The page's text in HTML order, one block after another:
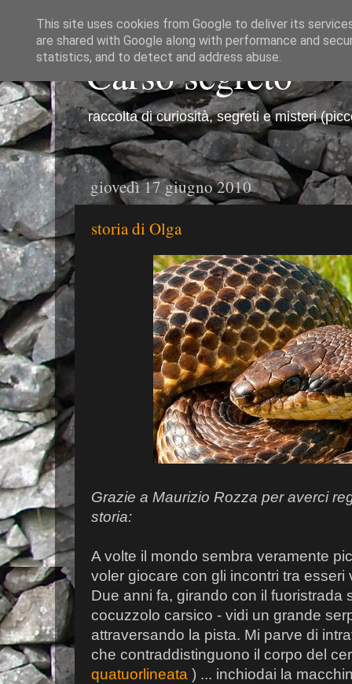
Carso segreto
raccolta di curiosità, segreti e misteri
giovedì 17 giugno 2010
storia di Olga
Grazie a Maurizio Rozza per averci
storia:
A volte il mondo sembra veramente
voler giocare con gli incontri tra esseri
Due anni fa, girando con il fuoristrada
cocuzzolo carsico - vidi un grande
attraversando la pista. Mi parve di
che contraddistinguono il corpo del
quatuorlineata ) ... inchiodai la
This site uses cookies from Google to deliver its
are shared with Google along with performance and
statistics, and to detect and address abuse.